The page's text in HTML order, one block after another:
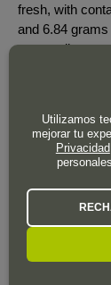
fresh, with
and 6.84
personality,
48 ,90
Utilizamos
mejorar tu
Privacidad